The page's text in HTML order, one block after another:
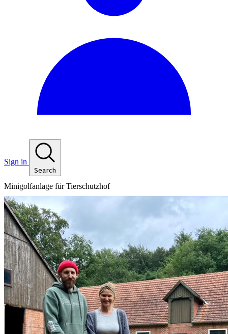
Sign in
Search
Minigolfanlage für Tierschutzhof